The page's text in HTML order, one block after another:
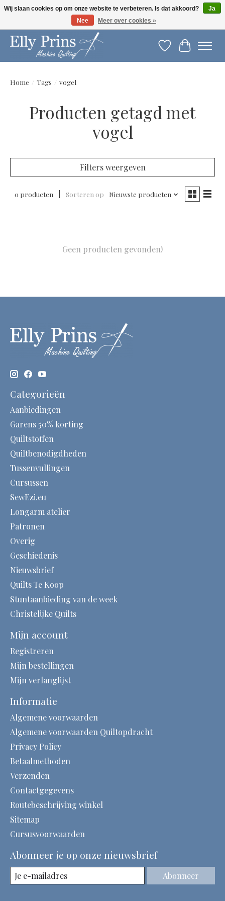
Let op: gewijzigde openingstijden!
Verlanglijst
Home / Tags / vogel
Producten getagd met
vogel
Filters weergeven
0 producten Sorteren op Nieuwste producten
Geen producten gevonden!
Categorieën
Aanbiedingen
Garens 50% korting
Quiltstoffen
Quiltbenodigdheden
Tussenvullingen
Cursussen
SewEzi.eu
Longarm atelier
Patronen
Overig
Geschiedenis
Nieuwsbrief
Quilts Te Koop
Stuntaanbieding van de week
Christelijke Quilts
Mijn account
Registreren
Mijn bestellingen
Mijn verlanglijst
Informatie
Algemene voorwaarden
Algemene voorwaarden Quiltopdracht
Privacy Policy
Betaalmethoden
Verzenden
Contactgegevens
Routebeschrijving winkel
Sitemap
Cursusvoorwaarden
Abonneer je op onze nieuwsbrief
Abonneer
Wij slaan cookies op om onze website te verbeteren. Is dat akkoord?
Ja
Nee
Meer over cookies »